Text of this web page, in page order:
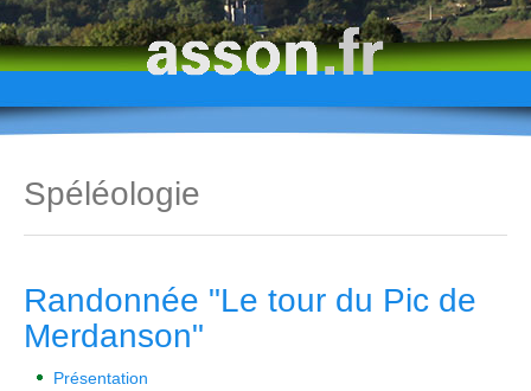
HISTOIRE
Spéléologie
Randonnée "Le tour du Pic de
Merdanson"
Présentation